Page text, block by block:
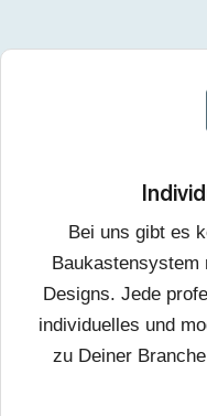
Bei uns gibt es
Baukastensystem
Designs. Jede
individuelles und
zu Deiner